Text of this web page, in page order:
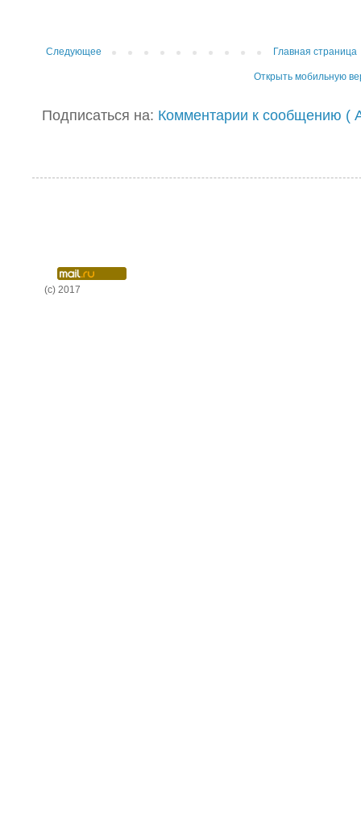
Следующее Главная страница
Открыть мобильную
Подписаться на: Комментарии к сообщению (
(c) 2017